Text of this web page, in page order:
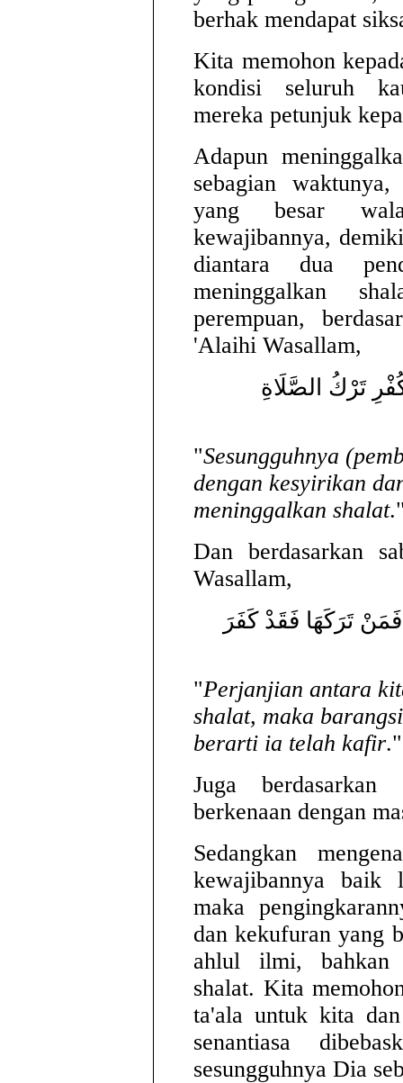
berhak mendapat
Kita memohon
kondisi seluruh
mereka petunjuk
Adapun
sebagian
yang besar
kewajibannya,
diantara dua
meninggalkan
perempuan,
'Alaihi Wasallam,
تَرْكُ الصَّلَاةِ
"Sesungguhnya
dengan kesyirikan
meninggalkan shalat
Dan berdasarkan
Wasallam,
فَمَنْ تَرَكَهَا فَقَدْ كَفَرَ
"Perjanjian antara
shalat, maka
berarti ia telah kafir."
Juga berdasarkan
berkenaan dengan
Sedangkan
kewajibannya baik
maka
dan kekufuran yang
ahlul ilmi, bahkan
shalat. Kita
ta'ala untuk kita
senantiasa
sesungguhnya Dia